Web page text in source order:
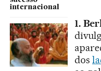
internacional
1.
dos